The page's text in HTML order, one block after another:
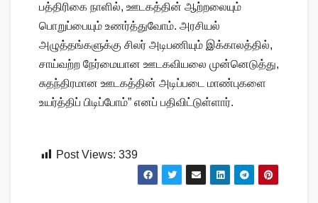
பத்திரிகை நாளில், ஊடகத்தின் ஆற்றலையும்
பொறுப்பையும் உணர்த்துவோம். அரசியல்
அழுத்தங்களுக்கு சிலர் அடிபணியும் இக்காலத்தில்,
சாய்வற்ற நேர்மையான ஊடகவியலை முன்னெடுத்து,
சுதந்திரமான ஊடகத்தின் அடிப்படை மாண்புகளை
உயர்த்திப் பிடிப்போம்” எனப் பதிவிட்டுள்ளார்.
Post Views: 339